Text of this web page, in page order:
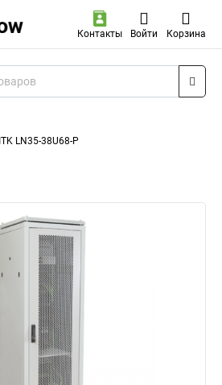
Контакты Войти Корзина
ITK LN35-38U68-P